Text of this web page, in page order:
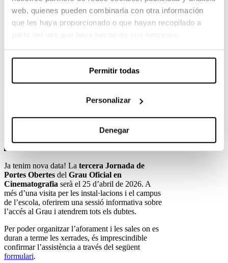
web, quienes pueden combinarla con otra información
que les haya proporcionado o que hayan recopilado a
Permitir todas
Personalizar
Denegar
Ja tenim nova data! La tercera Jornada de
Portes Obertes del Grau Oficial en
Cinematografia serà el 25 d’abril de 2026. A
més d’una visita per les instal·lacions i el campus
de l’escola, oferirem una sessió informativa sobre
l’accés al Grau i atendrem tots els dubtes.
Per poder organitzar l’aforament i les sales on es
duran a terme les xerrades, és imprescindible
confirmar l’assistència a través del següent
formulari.